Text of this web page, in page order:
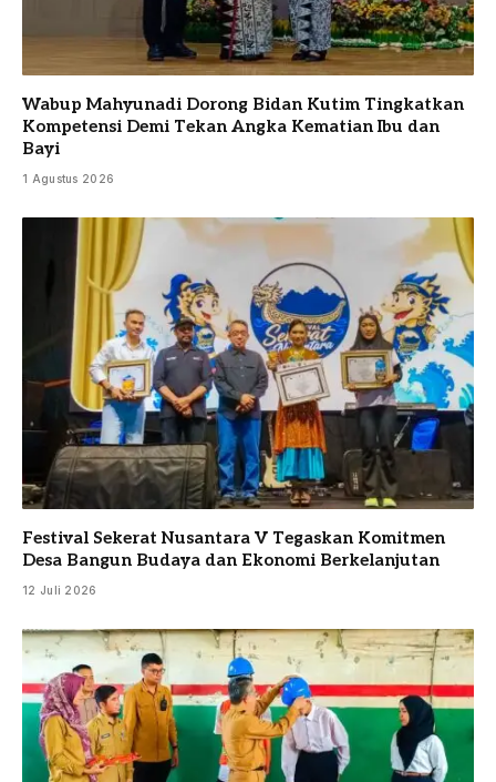
Wabup Mahyunadi Dorong Bidan Kutim Tingkatkan
Kompetensi Demi Tekan Angka Kematian Ibu dan
Bayi
1 Agustus 2026
Festival Sekerat Nusantara V Tegaskan Komitmen
Desa Bangun Budaya dan Ekonomi Berkelanjutan
12 Juli 2026